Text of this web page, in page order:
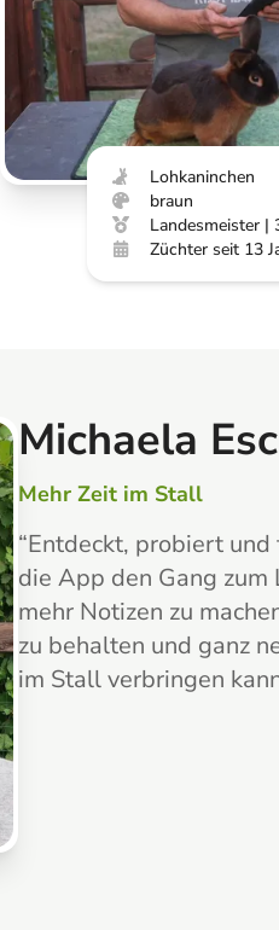
Lohkaninchen
braun
Landesmeister |
Züchter seit 13
Michaela
Mehr Zeit im Stall
“Entdeckt, probiert
die App den Gang
mehr Notizen zu
zu behalten und ganz
im Stall verbringen